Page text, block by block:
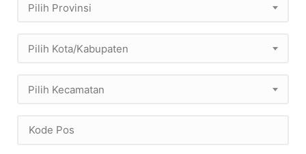
Pilih Provinsi
Pilih Kota/Kabupaten
Pilih Kecamatan